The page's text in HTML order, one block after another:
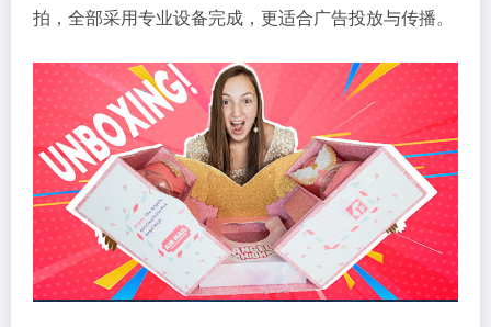
拍，全部采用专业设备完成，更适合广告投放与传播。